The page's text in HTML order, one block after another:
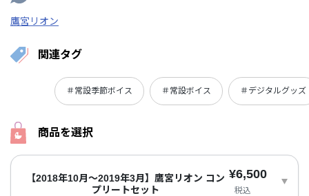
鷹宮リオン
関連タグ
＃常設季節ボイス ＃常設ボイス ＃デジタルグッズ
商品を選択
【2018年10月～2019年3月】鷹宮リオン コン
プリートセット
¥6,500
税込